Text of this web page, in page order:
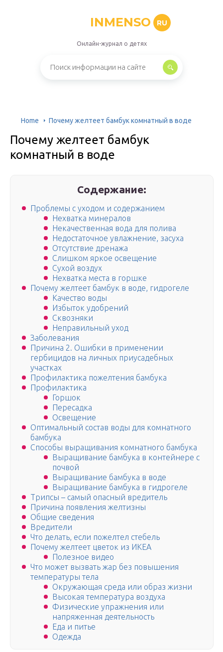
INMENSO RU
Онлайн-журнал о детях
Home Почему желтеет бамбук комнатный в воде
Почему желтеет бамбук
комнатный в воде
Содержание:
Проблемы с уходом и содержанием
Нехватка минералов
Некачественная вода для полива
Недостаточное увлажнение, засуха
Отсутствие дренажа
Слишком яркое освещение
Сухой воздух
Нехватка места в горшке
Почему желтеет бамбук в воде, гидрогеле
Качество воды
Избыток удобрений
Сквозняки
Неправильный уход
Заболевания
Причина 2. Ошибки в применении
гербицидов на личных приусадебных
участках
Профилактика пожелтения бамбука
Профилактика
Горшок
Пересадка
Освещение
Оптимальный состав воды для комнатного
бамбука
Способы выращивания комнатного бамбука
Выращивание бамбука в контейнере с
почвой
Выращивание бамбука в воде
Выращивание бамбука в гидрогеле
Трипсы – самый опасный вредитель
Причина появления желтизны
Общие сведения
Вредители
Что делать, если пожелтел стебель
Почему желтеет цветок из ИКЕА
Полезное видео
Что может вызвать жар без повышения
температуры тела
Окружающая среда или образ жизни
Высокая температура воздуха
Физические упражнения или
напряженная деятельность
Еда и питье
Одежда